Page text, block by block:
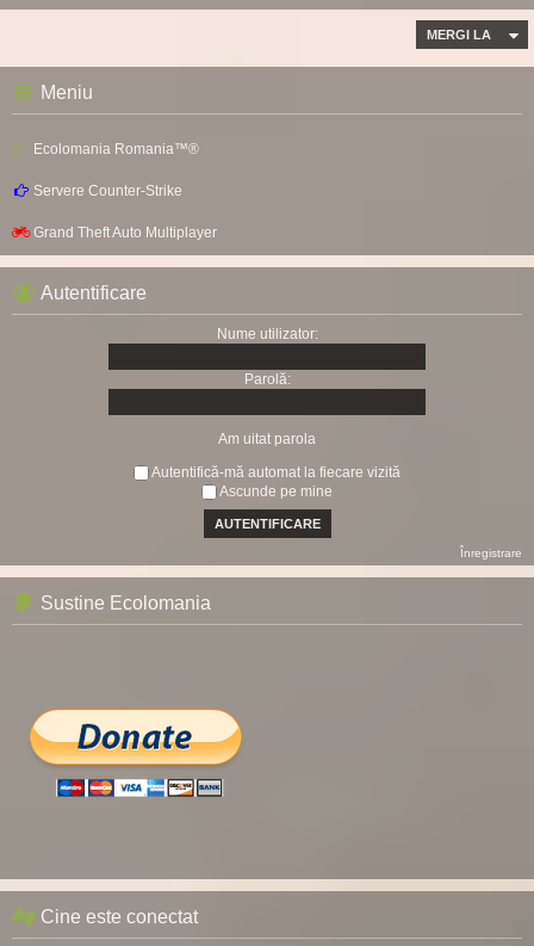
MERGI LA
Meniu
Ecolomania Romania™®
Servere Counter-Strike
Grand Theft Auto Multiplayer
Autentificare
Nume utilizator:
Parolă:
Am uitat parola
Autentifică-mă automat la fiecare vizită
Ascunde pe mine
Înregistrare
Sustine Ecolomania
Cine este conectat